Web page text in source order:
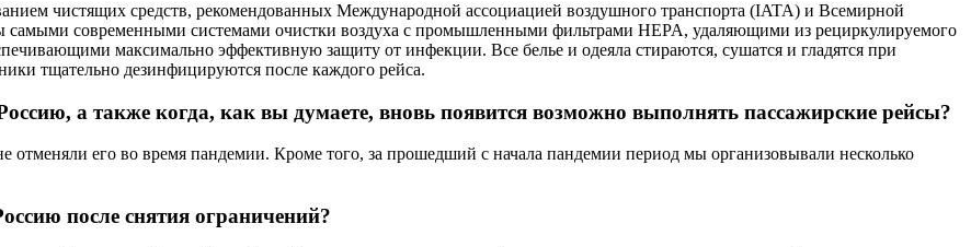
чистящих средств, рекомендованных Международной ассоциацией воздушного транспорта (IATA) и Всемирной
самыми современными системами очистки воздуха с промышленными фильтрами HEPA, удаляющими из рециркулируемого
максимально эффективную защиту от инфекции. Все белье и одеяла стираются, сушатся и гладятся при
тщательно дезинфицируются после каждого рейса.
а также когда, как вы думаете, вновь появится возможно выполнять пассажирские рейсы?
его во время пандемии. Кроме того, за прошедший с начала пандемии период мы организовывали несколько
после снятия ограничений?